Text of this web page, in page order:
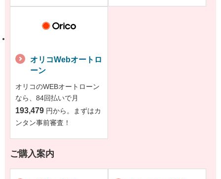
オリコWebオートロ
ーン
オリコのWEBオートローン
なら、84回払いで月
193,479 円から。まずはカ
ンタン事前審査！
ご購入案内